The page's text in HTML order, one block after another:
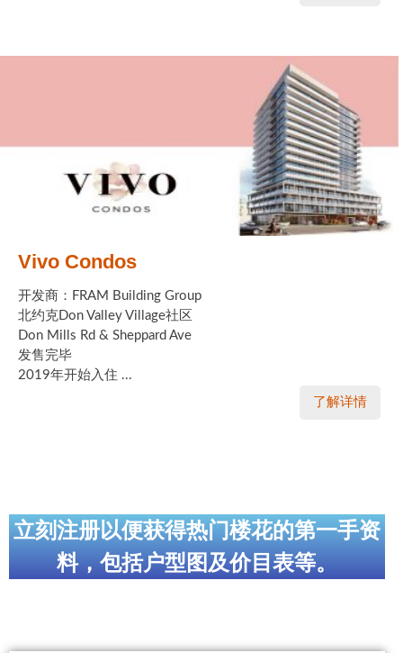
Vivo Condos
开发商：FRAM Building Group
北约克Don Valley Village社区
Don Mills Rd & Sheppard Ave
发售完毕
2019年开始入住 ...
了解详情
立刻注册以便获得热门楼花的第一手资
料，包括户型图及价目表等。